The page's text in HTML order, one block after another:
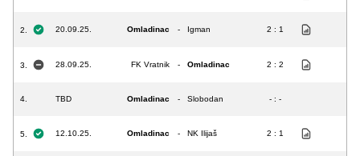
2. 20.09.25. Omladinac - Igman 2 : 1
3. 28.09.25. FK Vratnik - Omladinac 2 : 2
4. TBD Omladinac - Slobodan - : -
5. 12.10.25. Omladinac - NK Ilijaš 2 : 1